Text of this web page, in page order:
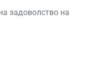
задоволство на